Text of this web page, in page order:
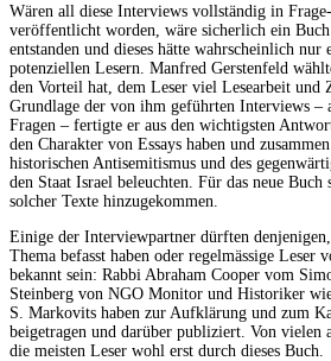
Wären all diese Interviews vollständig in
veröffentlicht worden, wäre sicherlich ein
entstanden und dieses hätte wahrscheinlich
potenziellen Lesern. Manfred Gerstenfeld
den Vorteil hat, dem Leser viel Lesearbeit und
Grundlage der von ihm geführten Interviews –
Fragen – fertigte er aus den wichtigsten
den Charakter von Essays haben und
historischen Antisemitismus und des
den Staat Israel beleuchten. Für das neue
solcher Texte hinzugekommen.
Einige der Interviewpartner dürften
Thema befasst haben oder regelmässige Leser
bekannt sein: Rabbi Abraham Cooper vom
Steinberg von NGO Monitor und Historiker
S. Markovits haben zur Aufklärung und zum
beigetragen und darüber publiziert. Von vielen
die meisten Leser wohl erst durch dieses Buch.